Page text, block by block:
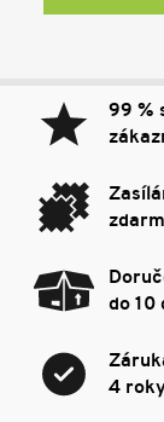
99 %
do 10
4